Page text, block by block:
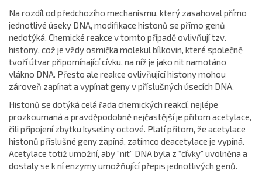
Na rozdíl od předchozího mechanismu, který zasahoval přímo
jednotlivé úseky DNA, modifikace histonů se přímo genů
nedotýká. Chemické reakce v tomto případě ovlivňují tzv.
histony, což je vždy osmička molekul bílkovin, které společně
tvoří útvar připomínající cívku, na níž je jako nit namotáno
vlákno DNA. Přesto ale reakce ovlivňující histony mohou
zároveň zapínat a vypínat geny v příslušných úsecích DNA.
Histonů se dotýká celá řada chemických reakcí, nejlépe
prozkoumaná a pravděpodobně nejčastější je přitom acetylace,
čili připojení zbytku kyseliny octové. Platí přitom, že acetylace
histonů příslušné geny zapíná, zatímco deacetylace je vypíná.
Acetylace totiž umožní, aby “nit” DNA byla z “cívky” uvolněna a
dostaly se k ní enzymy umožňující přepis jednotlivých genů.